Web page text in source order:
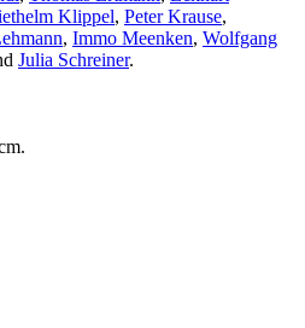
Klippel, Peter Krause,
, Immo Meenken, Wolfgang
Julia Schreiner.